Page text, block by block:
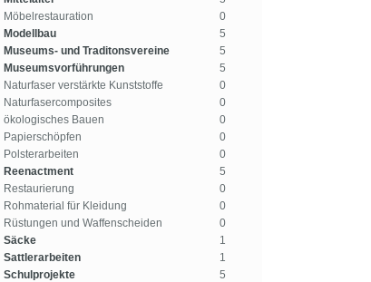
Möbelrestauration
0
Modellbau
5
Museums- und Traditonsvereine
5
Museumsvorführungen
5
Naturfaser verstärkte Kunststoffe
0
Naturfasercomposites
0
ökologisches Bauen
0
Papierschöpfen
0
Polsterarbeiten
0
Reenactment
5
Restaurierung
0
Rohmaterial für Kleidung
0
Rüstungen und Waffenscheiden
0
Säcke
1
Sattlerarbeiten
1
Schulprojekte
5